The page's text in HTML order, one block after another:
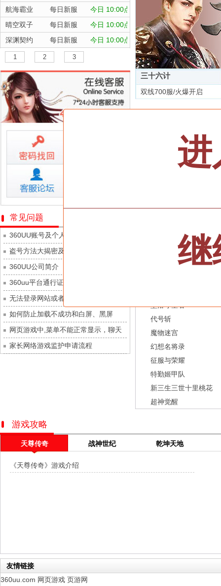
航海霸业
每日新服
今日 10:00点
晴空双子
每日新服
今日 10:00点
深渊契约
每日新服
今日 10:00点
坠落守望者
每日新服
正中靶心
每日新服
今日 10:00点
神兵奇迹
今日 10:00点
微乐捕鱼千炮版每日新服
今日 10:00点
帕瓦勇者传说
每日新服
群英风华录
每日新服
小小仙王
少年名将
每日新服
寻龙英雄
魔物迷宫
每日新服
城防三国志
每日新服
今日 10:00点
九梦仙域
豌豆大作战
每日新服
灵魂序章
每日新服
冒险守护
每日新服
绝地苍穹
每日新服
代号斩
每日新服
异星战舰
每日新服
今日 10:00点
云上契约
每日新服
今日 10:00点
梦幻回响
每日新服
今日 10:00点
灵魂契约
山海经异兽录 每日新服
今日 10:00点
仙魔劫
每日新服
今日 9:00点
仙剑奇侠传：新的开始
每日新服
1 2 3
常见问题
360UU账号及个人资料游戏数据安全
盗号方法大揭密及防范措施？
360UU公司简介
360uu平台通行证用户服务协议和相关
的条款和条件
无法登录网站或者看不到游戏列表的解
决方法
如何防止加载不成功和白屏、黑屏
网页游戏中,菜单不能正常显示，聊天
及其它功能不能正常使用的解决办法
家长网络游戏监护申请流程
三十六计
双线700服/火爆开启
仙侠
ABC DEF
天尊传奇
忍术大作战-山海封神
黎明召唤
龙之战歌
坠落守望者
代号斩
魔物迷宫
幻想名将录
征服与荣耀
特勤姬甲队
新三生三世十里桃花
超神觉醒
游戏攻略
天尊传奇 战神世纪 乾坤天地
《天尊传奇》游戏介绍
友情链接
360uu.com 网页游戏 页游网
进
继